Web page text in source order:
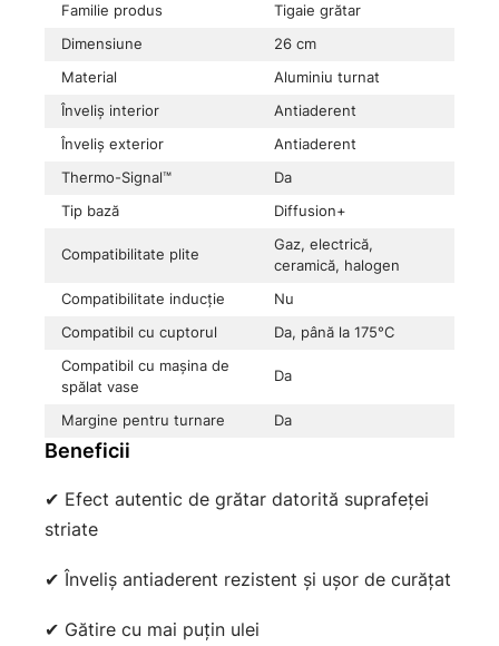
Familie produs
Tigaie grătar
Dimensiune
26 cm
Material
Aluminiu turnat
Înveliș interior
Antiaderent
Înveliș exterior
Antiaderent
Thermo-Signal™
Da
Tip bază
Diffusion+
Compatibilitate plite
Gaz, electrică,
ceramică, halogen
Compatibilitate inducție
Nu
Compatibil cu cuptorul
Da, până la 175°C
Compatibil cu mașina de
spălat vase
Da
Margine pentru turnare Da
Beneficii
✔ Efect autentic de grătar datorită suprafeței
striate
✔ Înveliș antiaderent rezistent și ușor de curățat
✔ Gătire cu mai puțin ulei